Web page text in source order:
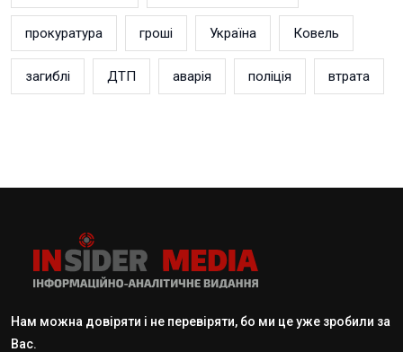
прокуратура гроші Україна Ковель
загиблі ДТП аварія поліція втрата
Нам можна довіряти і не перевіряти, бо ми це уже зробили за
Вас.